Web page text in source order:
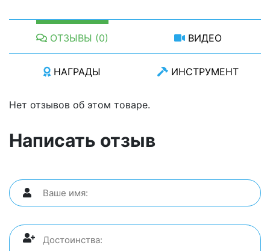
ОТЗЫВЫ (0) ВИДЕО
НАГРАДЫ ИНСТРУМЕНТ
Нет отзывов об этом товаре.
Написать отзыв